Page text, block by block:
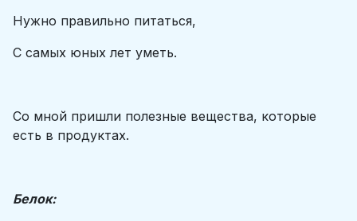
Нужно правильно питаться,
С самых юных лет уметь.
Со мной пришли полезные вещества, которые
есть в продуктах.
Белок: